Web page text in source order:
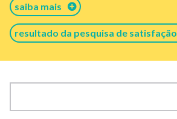
saiba mais
resultado da pesquisa de satisfação